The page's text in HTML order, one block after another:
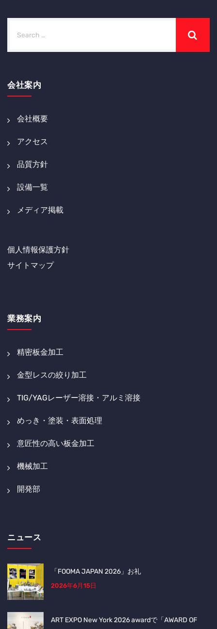
会社案内
会社概要
アクセス
品質方針
設備一覧
メディア掲載
個人情報保護方針
サイトマップ
業務案内
精密板金加工
金型レスの絞り加工
TIG/YAGレーザー溶接・アルミ溶接
めっき・塗装・表面処理
意匠性の高い板金加工
機械加工
開発部
ニュース
「FOOMA JAPAN 2026」お礼
2026年6月15日
ART EXPO New York 2026 awardで「AWARD OF